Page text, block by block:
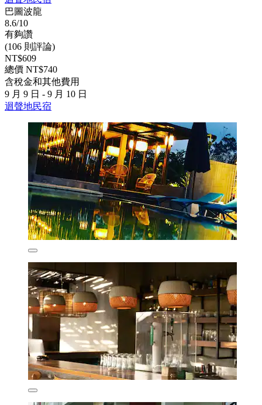
巴圖波龍
8.6/10
有夠讚
(106 則評論)
NT$609
總價 NT$740
含稅金和其他費用
9 月 9 日 - 9 月 10 日
迴聲地民宿